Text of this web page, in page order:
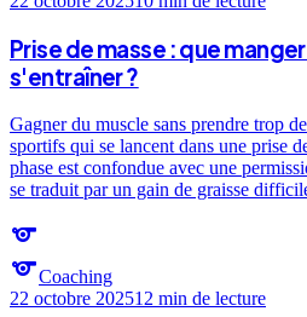
Prise de masse : que
s'entraîner ?
Gagner du muscle sans prendre trop
sportifs qui se lancent dans une prise
phase est confondue avec une
se traduit par un gain de graisse
sports
sportsCoaching
22 octobre 202512 min de lecture